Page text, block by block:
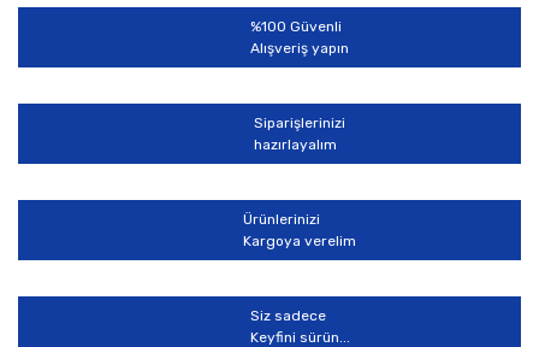
Bu ürüne benzer farklı alternatifler olmalı.
Gönder
%100 Güvenli
Alışveriş yapın
Siparişlerinizi
hazırlayalım
Ürünlerinizi
Kargoya verelim
Siz sadece
Keyfini sürün...